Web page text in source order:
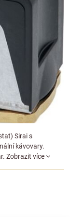
Sirai s
kávovary.
Zobrazit více